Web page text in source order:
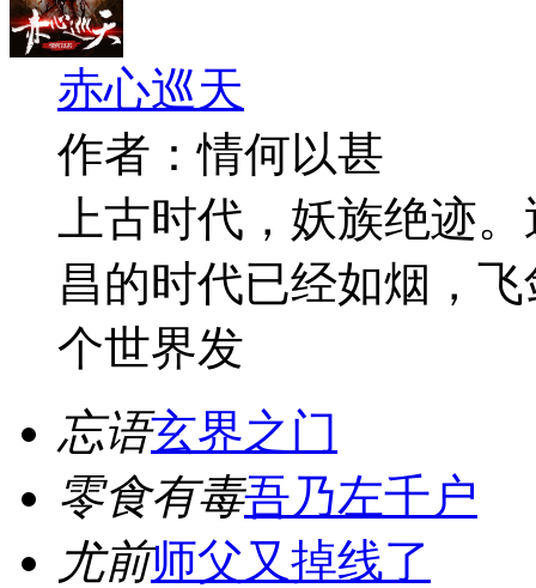
赤心巡天
作者：情何以甚
上古时代，妖族绝迹
昌的时代已经如烟，
个世界发
忘语玄界之门
零食有毒吾乃左千户
尤前师父又掉线了